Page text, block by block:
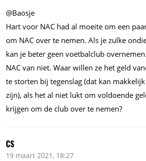
@Baosje
Hart voor NAC had al moeite om een
om NAC over te nemen. Als je zulke
kan je beter geen voetbalclub
NAC van niet. Waar willen ze het geld
te storten bij tegenslag (dat kan
zijn), als het al niet lukt om voldoende
krijgen om de club over te nemen?
CS
19 maart 2021, 18:27